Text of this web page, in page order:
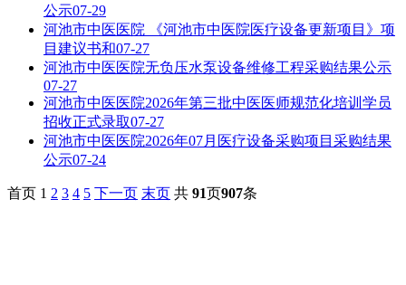
公示07-29
河池市中医医院 《河池市中医院医疗设备更新项目》项
目建议书和07-27
河池市中医医院无负压水泵设备维修工程采购结果公示
07-27
河池市中医医院2026年第三批中医医师规范化培训学员
招收正式录取07-27
河池市中医医院2026年07月医疗设备采购项目采购结果
公示07-24
首页 1 2 3 4 5 下一页 末页 共 91页907条